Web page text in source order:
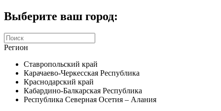
Выберите ваш город:
Регион
Ставропольский край
Карачаево-Черкесская Республика
Краснодарский край
Кабардино-Балкарская Республика
Республика Северная Осетия – Алания